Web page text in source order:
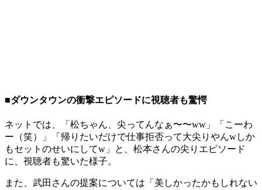
■ダウンタウンの衝撃エピソードに視聴者も驚愕
ネットでは、「松ちゃん、尖ってんなぁ〜〜ww」「こーわ
ー（笑）」「帰りたいだけで仕事拒否って大尖りやんwしか
もセットのせいにしてw」と、松本さんの尖りエピソード
に、視聴者も驚いた様子。
また、武田さんの提案については「美しかったかもしれない